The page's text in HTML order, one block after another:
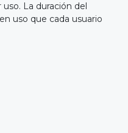
La duración del
uso que cada usuario